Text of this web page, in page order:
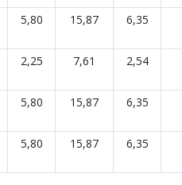
5,80 15,87 6,35
2,25 7,61 2,54
5,80 15,87 6,35
5,80 15,87 6,35